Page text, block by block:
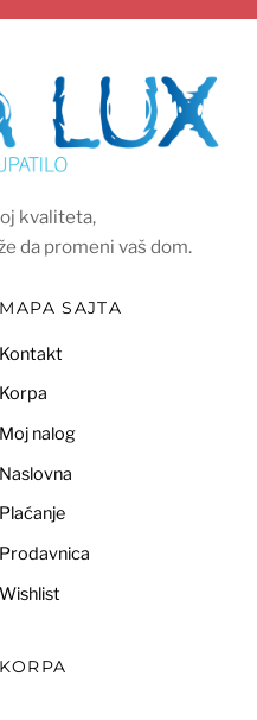
kvaliteta,
da promeni vaš dom.
MAPA SAJTA
Kontakt
Korpa
Moj nalog
Naslovna
Plaćanje
Prodavnica
Wishlist
KORPA